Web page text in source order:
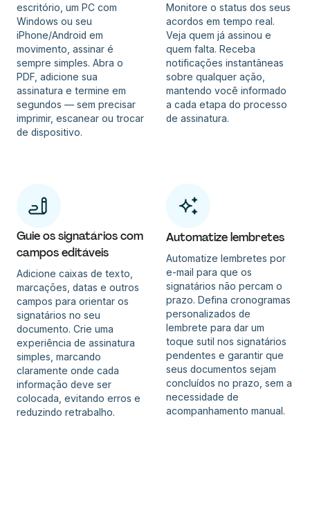
escritório, um PC com
Windows ou seu
iPhone/Android em
movimento, assinar é
sempre simples. Abra o
PDF, adicione sua
assinatura e termine em
segundos — sem precisar
imprimir, escanear ou trocar
de dispositivo.
Monitore o status dos seus
acordos em tempo real.
Veja quem já assinou e
quem falta. Receba
notificações instantâneas
sobre qualquer ação,
mantendo você informado
a cada etapa do processo
de assinatura.
Guie os signatários com
campos editáveis
Adicione caixas de texto,
marcações, datas e outros
campos para orientar os
signatários no seu
documento. Crie uma
experiência de assinatura
simples, marcando
claramente onde cada
informação deve ser
colocada, evitando erros e
reduzindo retrabalho.
Automatize lembretes
Automatize lembretes por
e-mail para que os
signatários não percam o
prazo. Defina cronogramas
personalizados de
lembrete para dar um
toque sutil nos signatários
pendentes e garantir que
seus documentos sejam
concluídos no prazo, sem a
necessidade de
acompanhamento manual.